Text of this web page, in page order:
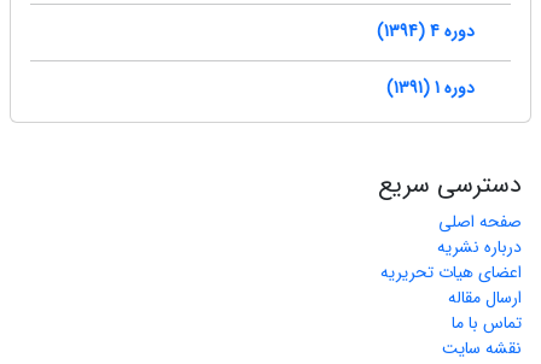
دوره 4 (1394)
دوره 1 (1391)
دسترسی سریع
صفحه اصلی
درباره نشریه
اعضای هیات تحریریه
ارسال مقاله
تماس با ما
نقشه سایت